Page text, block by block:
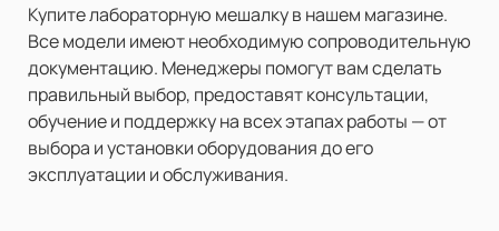
Купите лабораторную мешалку в нашем магазине.
Все модели имеют необходимую сопроводительную
документацию. Менеджеры помогут вам сделать
правильный выбор, предоставят консультации,
обучение и поддержку на всех этапах работы — от
выбора и установки оборудования до его
эксплуатации и обслуживания.